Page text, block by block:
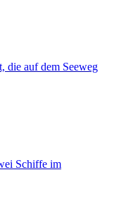
die auf dem Seeweg
Schiffe im